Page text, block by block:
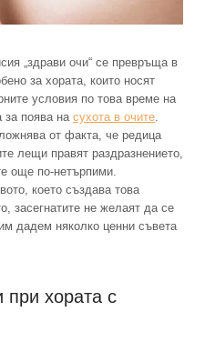
„здрави очи“ се превръща в
за хората, които носят
условия по това време на
за поява на сухота в очите.
от факта, че редица
лещи правят раздразнението,
още по-нетърпими.
което създава това
засегнатите не желаят да се
дадем няколко ценни съвета
при хората с